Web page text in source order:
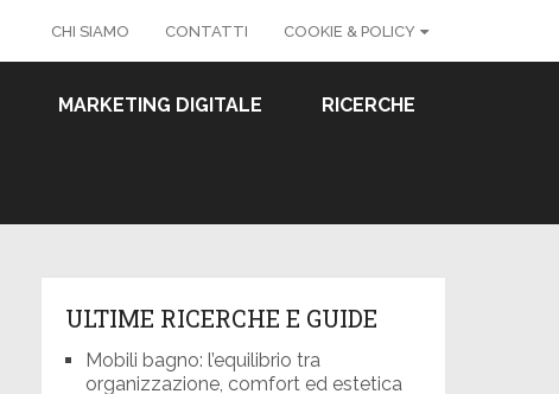
CHI SIAMO CONTATTI COOKIE & POLICY
MARKETING DIGITALE RICERCHE
ULTIME RICERCHE E GUIDE
Mobili bagno: l’equilibrio tra
organizzazione, comfort ed estetica